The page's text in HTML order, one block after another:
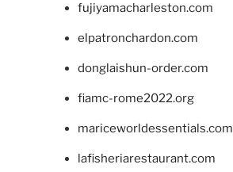
fujiyamacharleston.com
elpatronchardon.com
donglaishun-order.com
fiamc-rome2022.org
mariceworldessentials.com
lafisheriarestaurant.com